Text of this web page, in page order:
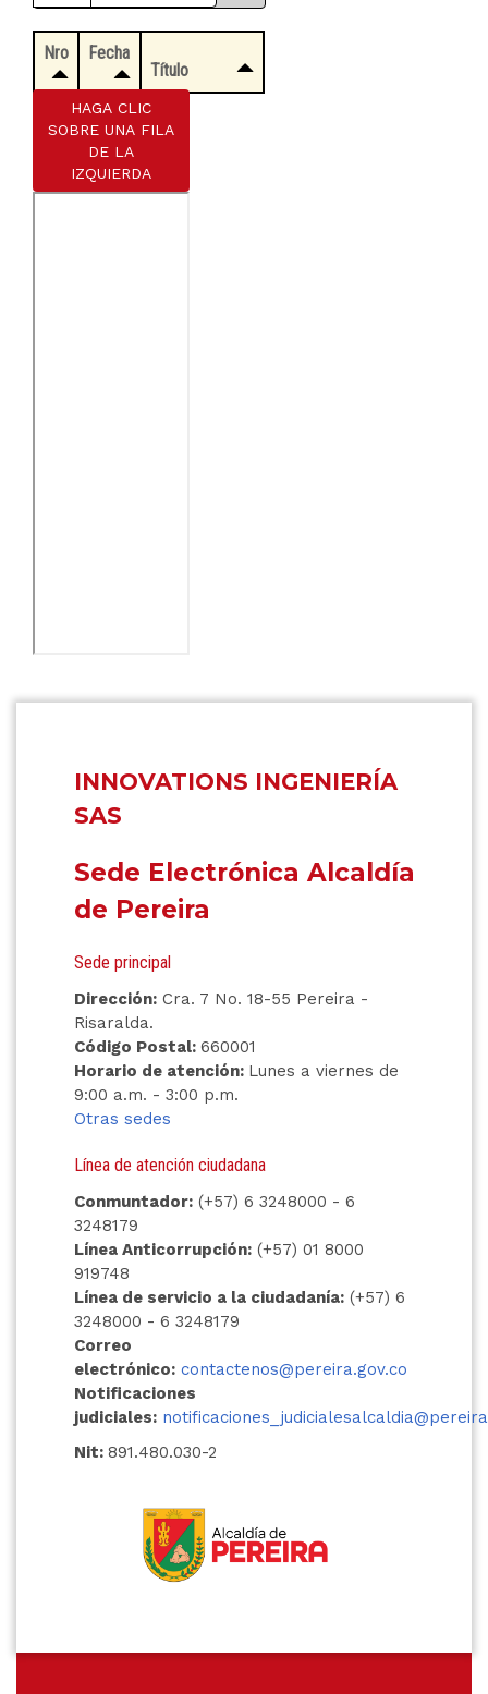
Nro
Fecha
Título
HAGA CLIC
SOBRE UNA FILA
DE LA
IZQUIERDA
INNOVATIONS INGENIERÍA
SAS
Sede Electrónica Alcaldía
de Pereira
Sede principal
Dirección:Cra. 7 No. 18-55 Pereira -
Risaralda.
Código Postal: 660001
Horario de atención: Lunes a viernes de
9:00 a.m. - 3:00 p.m.
Otras sedes
Línea de atención ciudadana
Conmuntador:(+57) 6 3248000 - 6
3248179
Línea Anticorrupción:(+57) 01 8000
919748
Línea de servicio a la ciudadanía:(+57) 6
3248000 - 6 3248179
Correo
electrónico: contactenos@pereira.gov.co
Notificaciones
judiciales:
Nit: 891.480.030-2